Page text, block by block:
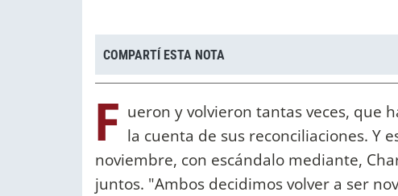
COMPARTÍ ESTA NOTA
F ueron y volvieron tantas veces, que
la cuenta de sus reconciliaciones. Y
noviembre, con escándalo mediante,
juntos. "Ambos decidimos volver a ser